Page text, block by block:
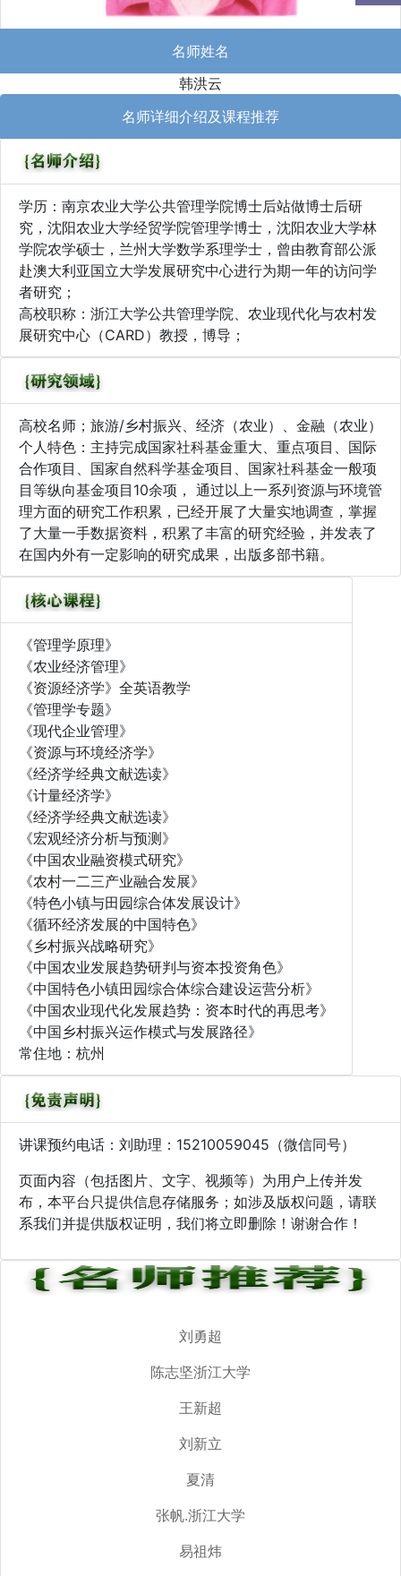
名师姓名
韩洪云
名师详细介绍及课程推荐
学历：南京农业大学公共管理学院博士后站做博士后研
究，沈阳农业大学经贸学院管理学博士，沈阳农业大学林
学院农学硕士，兰州大学数学系理学士，曾由教育部公派
赴澳大利亚国立大学发展研究中心进行为期一年的访问学
者研究；
高校职称：浙江大学公共管理学院、农业现代化与农村发
展研究中心（CARD）教授，博导；
高校名师；旅游/乡村振兴、经济（农业）、金融（农业）
个人特色：主持完成国家社科基金重大、重点项目、国际
合作项目、国家自然科学基金项目、国家社科基金一般项
目等纵向基金项目10余项， 通过以上一系列资源与环境管
理方面的研究工作积累，已经开展了大量实地调查，掌握
了大量一手数据资料，积累了丰富的研究经验，并发表了
在国内外有一定影响的研究成果，出版多部书籍。
《管理学原理》
《农业经济管理》
《资源经济学》全英语教学
《管理学专题》
《现代企业管理》
《资源与环境经济学》
《经济学经典文献选读》
《计量经济学》
《经济学经典文献选读》
《宏观经济分析与预测》
《中国农业融资模式研究》
《农村一二三产业融合发展》
《特色小镇与田园综合体发展设计》
《循环经济发展的中国特色》
《乡村振兴战略研究》
《中国农业发展趋势研判与资本投资角色》
《中国特色小镇田园综合体综合建设运营分析》
《中国农业现代化发展趋势：资本时代的再思考》
《中国乡村振兴运作模式与发展路径》
常住地：杭州
讲课预约电话：刘助理：15210059045（微信同号）
页面内容（包括图片、文字、视频等）为用户上传并发
布，本平台只提供信息存储服务；如涉及版权问题，请联
系我们并提供版权证明，我们将立即删除！谢谢合作！
刘勇超
陈志坚浙江大学
王新超
刘新立
夏清
张帆.浙江大学
易祖炜